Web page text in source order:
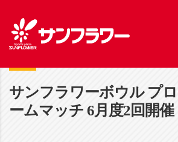
サンフラワーボウル プ
ームマッチ 6月度2回開催